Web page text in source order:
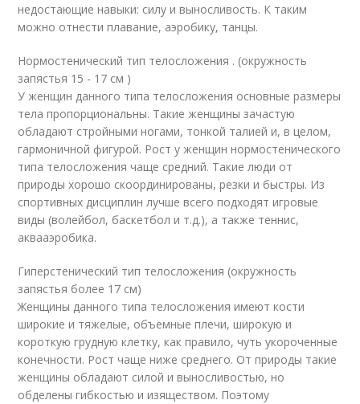
недостающие навыки: силу и выносливость. К таким
можно отнести плавание, аэробику, танцы.
Нормостенический тип телосложения . (окружность
запястья 15 - 17 см )
У женщин данного типа телосложения основные размеры
тела пропорциональны. Такие женщины зачастую
обладают стройными ногами, тонкой талией и, в целом,
гармоничной фигурой. Рост у женщин нормостенического
типа телосложения чаще средний. Такие люди от
природы хорошо скоординированы, резки и быстры. Из
спортивных дисциплин лучше всего подходят игровые
виды (волейбол, баскетбол и т.д.), а также теннис,
аквааэробика.
Гиперстенический тип телосложения (окружность
запястья более 17 см)
Женщины данного типа телосложения имеют кости
широкие и тяжелые, объемные плечи, широкую и
короткую грудную клетку, как правило, чуть укороченные
конечности. Рост чаще ниже среднего. От природы такие
женщины обладают силой и выносливостью, но
обделены гибкостью и изяществом. Поэтому